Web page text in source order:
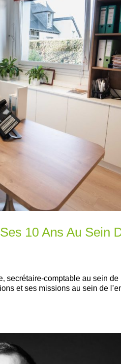
10 Ans Au Sein
secrétaire-comptable au sein de
et ses missions au sein de